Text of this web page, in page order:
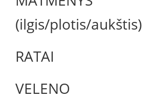
(ilgis/plotis/aukštis)
RATAI
VELENO